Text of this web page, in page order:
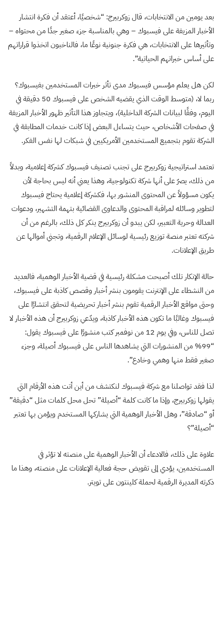
بعد يومين من الانتخابات، قال زوكربيرج: “شخصيًا، أعتقد أن فكرة انتشار
الأخبار المزيفة على فيسبوك – وهي بالمناسبة جزء صغير جدًا من محتواه –
وتأثيرها على الانتخابات، هي فكرة جنونية نوعًا ما، فالناخبون اتخذوا قراراتهم
على أساس خبراتهم الحياتية”.
لكن هل يعلم مؤسس فيسبوك مدى تأثر خبرات المستخدمين بفيسبوك؟
ربما لا، (متوسط الوقت الذي يقضيه الشخص على فيسبوك 50 دقيقة في
اليوم، وفقًا لبيانات الشركة الداخلية)، ويتجاوز هذا التأثير ظهور الأخبار المزيفة
في صفحات الأشخاص، حيث يتساءل البعض إذا كانت خدمات المطابقة في
الشركة تقوم بتجميع المستخدمين الأمريكيين في شبكات لها نفس الفكر.
تعتمد استراتيجية زوكربيرج على تجنب تصنيف فيسبوك كشركة إعلامية، وبدلاً
من ذلك، يصرّ على أنها شركة تكنولوجية، وهذا يعني أنه ليس بحاجة لأن
يكون مسؤولاً عن المحتوى المنشور بها، فكشركة إعلامية يحتاج فيسبوك
لتطوير وسائله لمراقبة المحتوى والدعاوى القضائية بتهمة التشهير، ودعوات
العدالة وحرية التعبير، لكن يبدو أن زوكربيرج ينكر كل ذلك، بالرغم من أن
شركته تعتبر منصة توزيع رئيسية لوسائل الإعلام الرقمية، وتجني أموالها عن
طريق الإعلانات.
حالة الإنكار تلك أصبحت مشكلة رئيسية في قضية الأخبار الوهمية، فالعديد
من النشطاء على الإنترنت يقومون بنشر أخبار وقصص كاذبة على فيسبوك،
وحتى مواقع الأخبار الرقمية تقوم بنشر أخبار تحريضية لتحقق انتشارًا على
فيسبوك وغالبًا ما تكون هذه الأخبار كاذبة، ويدّعي زوكربيرج أن هذه الأخبار لا
تصل للناس، وفي يوم 12 من نوفمبر كتب منشورًا على فيسبوك يقول:
“99% من المنشورات التي يشاهدها الناس على فيسبوك أصيلة، وجزء
صغير فقط منها وهمي وخادع”.
لذا فقد تواصلنا مع شركة فيسبوك لنكتشف من أين أتت هذه الأرقام التي
يقولها زوكربيرج، وإذا ما كانت كلمة “أصيلة” تحل محل كلمات مثل “دقيقة”
أو “صادقة”، وهل الأخبار الوهمية التي يشاركها المستخدم ويؤمن بها تعتبر
“أصيلة”؟
علاوة على ذلك، فالادعاء أن الأخبار الوهمية على منصته لا تؤثر في
المستخدمين، يؤدي إلى تقويض حجة فعالية الإعلانات على منصته، وهذا ما
ذكرته المديرة الرقمية لحملة كلينتون على تويتر.